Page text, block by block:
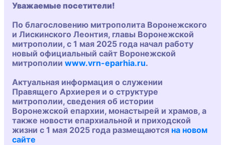
Уважаемые посетители!
По благословению митрополита Воронежского
и Лискинского Леонтия, главы Воронежской
митрополии, с 1 мая 2025 года начал работу
новый официальный сайт Воронежской
митрополии www.vrn-eparhia.ru.
Актуальная информация о служении
Правящего Архиерея и о структуре
митрополии, сведения об истории
Воронежской епархии, монастырей и храмов, а
также новости епархиальной и приходской
жизни с 1 мая 2025 года размещаются на новом
сайте